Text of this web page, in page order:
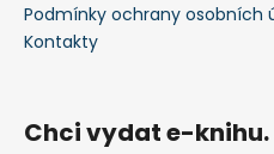
Podmínky ochrany osobních
Kontakty
Chci vydat e-knihu.